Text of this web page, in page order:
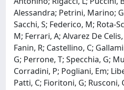
Alessandra; Petrini, Marino;
Sacchi, S; Federico, M; Rota-
M; Ferrari, A; Alvarez De
Fanin, R; Castellino, C;
G; Perrone, T; Specchia, G;
Corradini, P; Pogliani, Em;
Patti, C; Fioritoni, G; Rusconi,